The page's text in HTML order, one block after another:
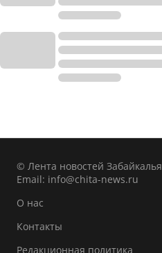
© Лента новостей Забайкалья
Email: info@chita-news.ru
О нас
Контакты
Редакционная политика